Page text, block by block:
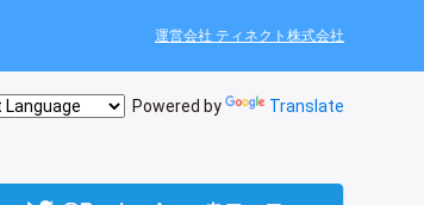
運営会社 ティネクト株式会社
Powered by Translate